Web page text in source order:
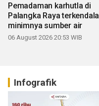
Pemadaman karhutla di
Palangka Raya terkendala
minimnya sumber air
06 August 2026 20:53 WIB
Infografik